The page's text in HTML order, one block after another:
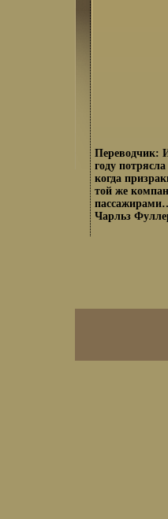
Переводчик:
году
когда
той же
Чарльз